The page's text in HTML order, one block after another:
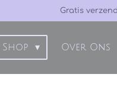
Gratis
Shop Over Ons